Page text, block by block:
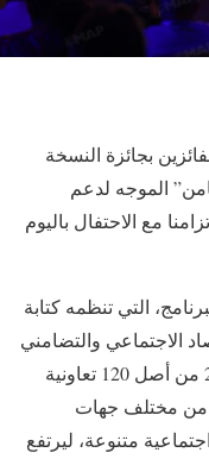
بجائزة النسخة
الموجه لدعم
مع الاحتفال باليوم
التي تنظمه كتابة
الاجتماعي والتضامني
بشراكة مع مكتب تنمية التعاون، تتويج 22 من أصل 120 تعاونية
من مختلف جهات
متنوعة، ليرتفع